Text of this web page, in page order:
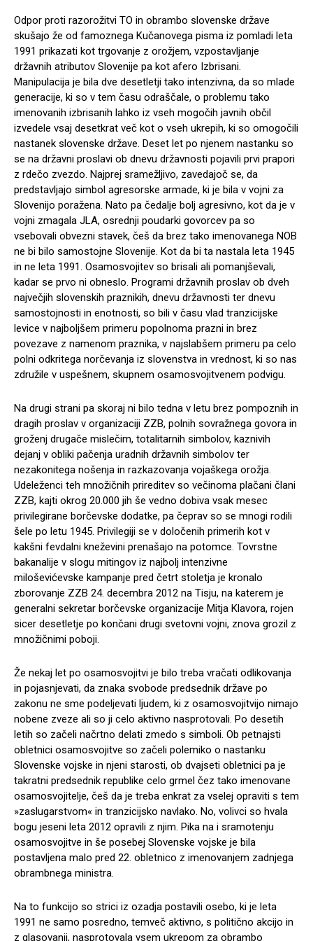
Odpor proti razorožitvi TO in obrambo slovenske države
skušajo že od famoznega Kučanovega pisma iz pomladi leta
1991 prikazati kot trgovanje z orožjem, vzpostavljanje
državnih atributov Slovenije pa kot afero Izbrisani.
Manipulacija je bila dve desetletji tako intenzivna, da so mlade
generacije, ki so v tem času odraščale, o problemu tako
imenovanih izbrisanih lahko iz vseh mogočih javnih občil
izvedele vsaj desetkrat več kot o vseh ukrepih, ki so omogočili
nastanek slovenske države. Deset let po njenem nastanku so
se na državni proslavi ob dnevu državnosti pojavili prvi prapori
z rdečo zvezdo. Najprej sramežljivo, zavedajoč se, da
predstavljajo simbol agresorske armade, ki je bila v vojni za
Slovenijo poražena. Nato pa čedalje bolj agresivno, kot da je v
vojni zmagala JLA, osrednji poudarki govorcev pa so
vsebovali obvezni stavek, češ da brez tako imenovanega NOB
ne bi bilo samostojne Slovenije. Kot da bi ta nastala leta 1945
in ne leta 1991. Osamosvojitev so brisali ali pomanjševali,
kadar se prvo ni obneslo. Programi državnih proslav ob dveh
največjih slovenskih praznikih, dnevu državnosti ter dnevu
samostojnosti in enotnosti, so bili v času vlad tranzicijske
levice v najboljšem primeru popolnoma prazni in brez
povezave z namenom praznika, v najslabšem primeru pa celo
polni odkritega norčevanja iz slovenstva in vrednost, ki so nas
združile v uspešnem, skupnem osamosvojitvenem podvigu.
Na drugi strani pa skoraj ni bilo tedna v letu brez pompoznih in
dragih proslav v organizaciji ZZB, polnih sovražnega govora in
groženj drugače mislečim, totalitarnih simbolov, kaznivih
dejanj v obliki pačenja uradnih državnih simbolov ter
nezakonitega nošenja in razkazovanja vojaškega orožja.
Udeleženci teh množičnih prireditev so večinoma plačani člani
ZZB, kajti okrog 20.000 jih še vedno dobiva vsak mesec
privilegirane borčevske dodatke, pa čeprav so se mnogi rodili
šele po letu 1945. Privilegiji se v določenih primerih kot v
kakšni fevdalni kneževini prenašajo na potomce. Tovrstne
bakanalije v slogu mitingov iz najbolj intenzivne
miloševićevske kampanje pred četrt stoletja je kronalo
zborovanje ZZB 24. decembra 2012 na Tisju, na katerem je
generalni sekretar borčevske organizacije Mitja Klavora, rojen
sicer desetletje po končani drugi svetovni vojni, znova grozil z
množičnimi poboji.
Že nekaj let po osamosvojitvi je bilo treba vračati odlikovanja
in pojasnjevati, da znaka svobode predsednik države po
zakonu ne sme podeljevati ljudem, ki z osamosvojitvijo nimajo
nobene zveze ali so ji celo aktivno nasprotovali. Po desetih
letih so začeli načrtno delati zmedo s simboli. Ob petnajsti
obletnici osamosvojitve so začeli polemiko o nastanku
Slovenske vojske in njeni starosti, ob dvajseti obletnici pa je
takratni predsednik republike celo grmel čez tako imenovane
osamosvojitelje, češ da je treba enkrat za vselej opraviti s tem
»zaslugarstvom« in tranzicijsko navlako. No, volivci so hvala
bogu jeseni leta 2012 opravili z njim. Pika na i sramotenju
osamosvojitve in še posebej Slovenske vojske je bila
postavljena malo pred 22. obletnico z imenovanjem zadnjega
obrambnega ministra.
Na to funkcijo so strici iz ozadja postavili osebo, ki je leta
1991 ne samo posredno, temveč aktivno, s politično akcijo in
z glasovanji, nasprotovala vsem ukrepom za obrambo